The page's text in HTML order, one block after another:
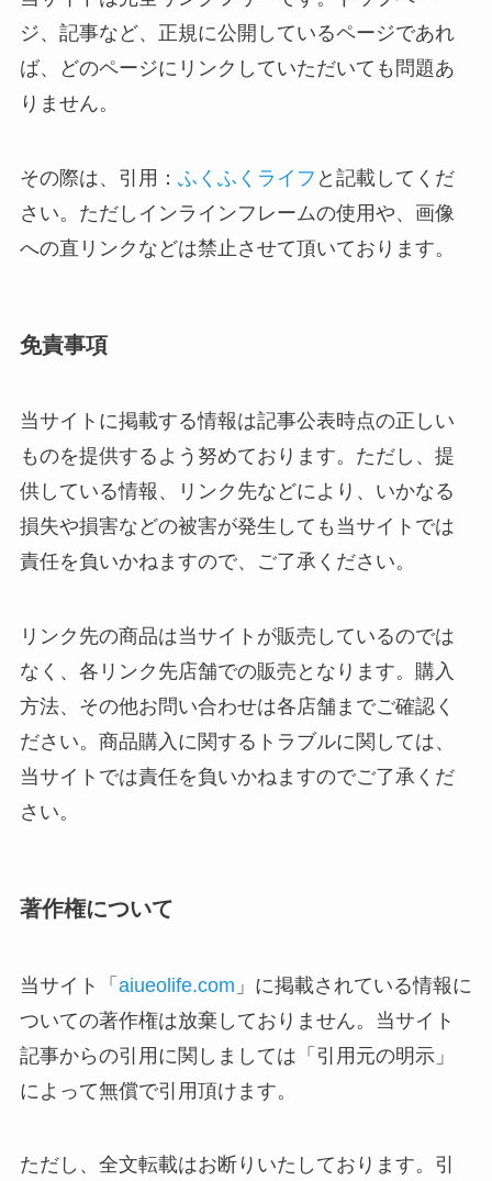
ジ、記事など、正規に公開しているページであれ
ば、どのページにリンクしていただいても問題あ
りません。
その際は、引用： ふくふくライフ と記載してくだ
さい。ただしインラインフレームの使用や、画像
への直リンクなどは禁止させて頂いております。
免責事項
当サイトに掲載する情報は記事公表時点の正しい
ものを提供するよう努めております。ただし、提
供している情報、リンク先などにより、いかなる
損失や損害などの被害が発生しても当サイトでは
責任を負いかねますので、ご了承ください。
リンク先の商品は当サイトが販売しているのでは
なく、各リンク先店舗での販売となります。購入
方法、その他お問い合わせは各店舗までご確認く
ださい。商品購入に関するトラブルに関しては、
当サイトでは責任を負いかねますのでご了承くだ
さい。
著作権について
当サイト「 aiueolife.com 」に掲載されている情報に
ついての著作権は放棄しておりません。当サイト
記事からの引用に関しましては「引用元の明示」
によって無償で引用頂けます。
ただし、全文転載はお断りいたしております。引